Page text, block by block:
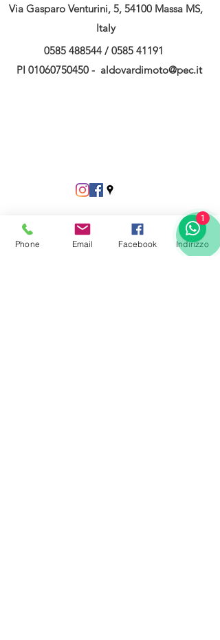
Via Gasparo Venturini, 5, 54100 Massa MS,
Italy
0585 488544 / 0585 41191
PI 01060750450 - aldovardimoto@pec.it
Phone Email Facebook Indirizzo
1